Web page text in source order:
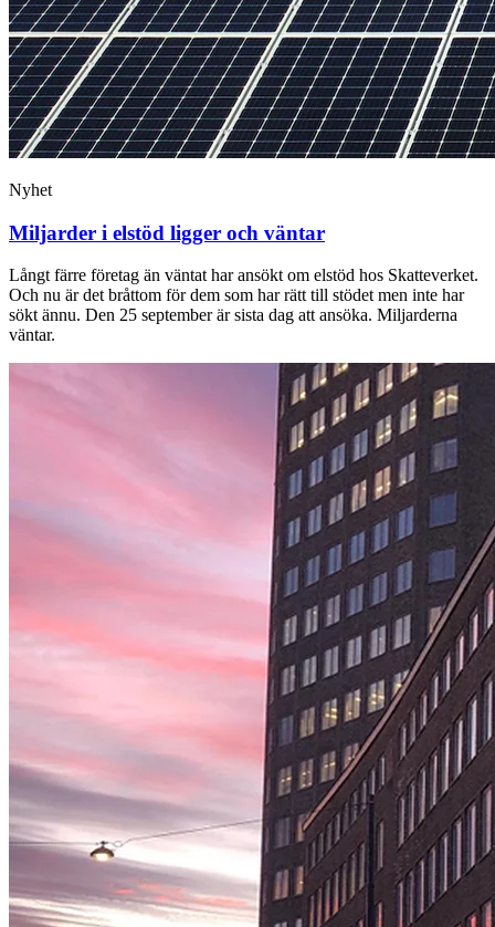
Nyhet
Miljarder i elstöd ligger och väntar
Långt färre företag än väntat har ansökt om elstöd hos Skatteverket.
Och nu är det bråttom för dem som har rätt till stödet men inte har
sökt ännu. Den 25 september är sista dag att ansöka. Miljarderna
väntar.